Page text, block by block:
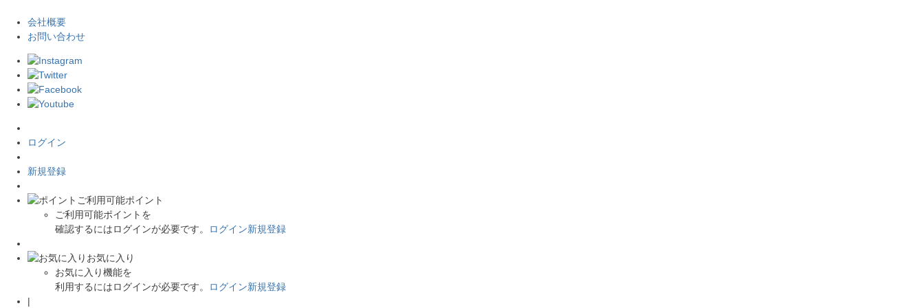
会社概要
お問い合わせ
ログイン
新規登録
ご利用可能ポイント
ご利用可能ポイントを
確認するにはログインが必要です。
ログイン新規登録
お気に入り
お気に入り機能を
利用するにはログインが必要です。
ログイン新規登録
|